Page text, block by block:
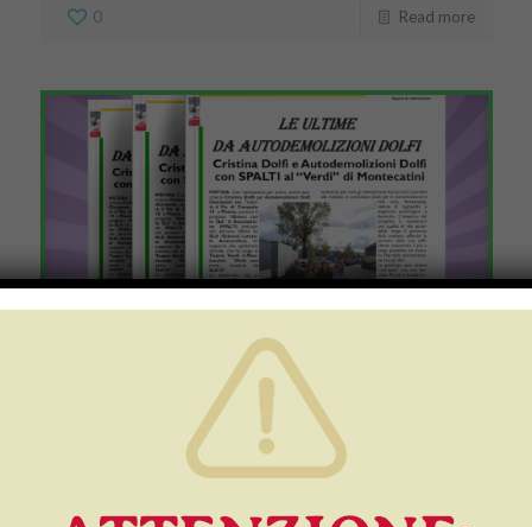
0 Read more
Numero 24/2025: con
SPALTI al Teatro Verdi di